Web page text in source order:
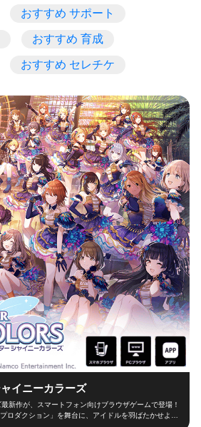
おすすめ サポート
おすすめ 育成
おすすめ セレチケ
イニーカラーズ
新作が、スマートフォン向けブラウザゲームで登場！
ロダクション」を舞台に、アイドルを羽ばたかせよ